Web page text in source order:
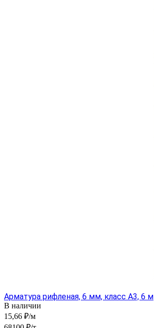
Арматура рифленая, 6 мм, класс А3, 6 м
В наличии
15,66 ₽/м